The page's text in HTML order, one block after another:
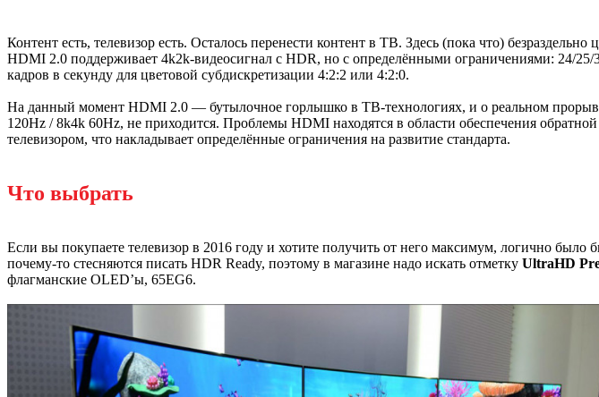
Контент есть, телевизор есть. Осталось перенести контент в ТВ. Здесь (пока что)
HDMI 2.0 поддерживает 4k2k-видеосигнал с HDR, но с определёнными ограничениями: 24/
кадров в секунду для цветовой субдискретизации 4:2:2 или 4:2:0.
На данный момент HDMI 2.0 — бутылочное горлышко в ТВ-технологиях, и о реальном
120Hz / 8k4k 60Hz, не приходится. Проблемы HDMI находятся в области обеспечения
телевизором, что накладывает определённые ограничения на развитие стандарта.
Что выбрать
Если вы покупаете телевизор в 2016 году и хотите получить от него максимум, логично
почему-то стесняются писать HDR Ready, поэтому в магазине надо искать отметку UltraHD
флагманские OLED’ы, 65EG6.